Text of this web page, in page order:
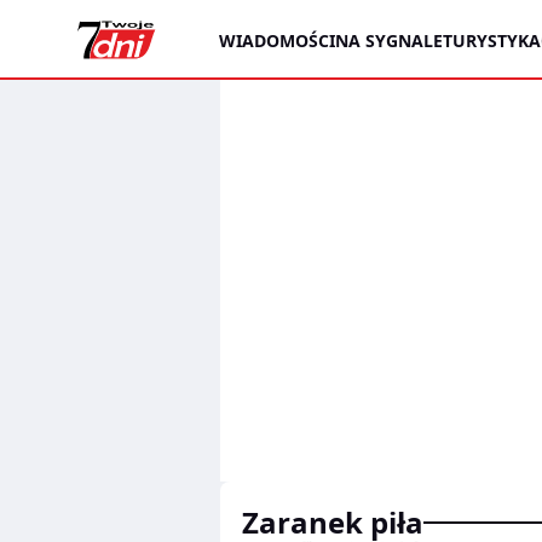
WIADOMOŚCINA SYGNALETURYSTYKA
zaranek piła